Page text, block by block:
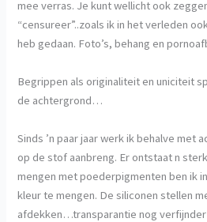
mee verras. Je kunt wellicht ook
“censureer”..zoals ik in het verleden
heb gedaan. Foto’s, behang en
Begrippen als originaliteit en uniciteit
de achtergrond…
Sinds ’n paar jaar werk ik behalve met
op de stof aanbreng. Er ontstaat n
mengen met poederpigmenten ben ik
kleur te mengen. De siliconen stellen
afdekken…transparantie nog